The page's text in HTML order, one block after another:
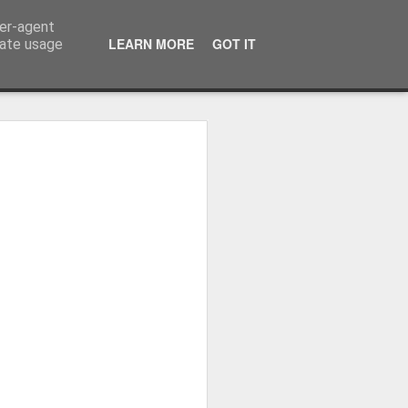
agent
usage
LEARN MORE GOT IT